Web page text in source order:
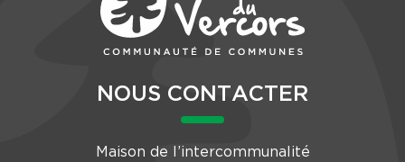
NOUS CONTACTER
Maison de l’intercommunalité